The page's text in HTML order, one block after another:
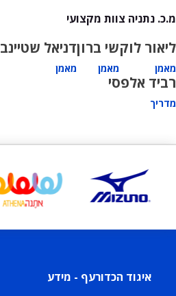
מ.כ. נתניה צוות מקצועי
ליאור לוק
מאמן
שי ברון
מאמן
דניאל
מאמן
רביד אלפסי
מדריך
איגוד הכדורעף - מידע